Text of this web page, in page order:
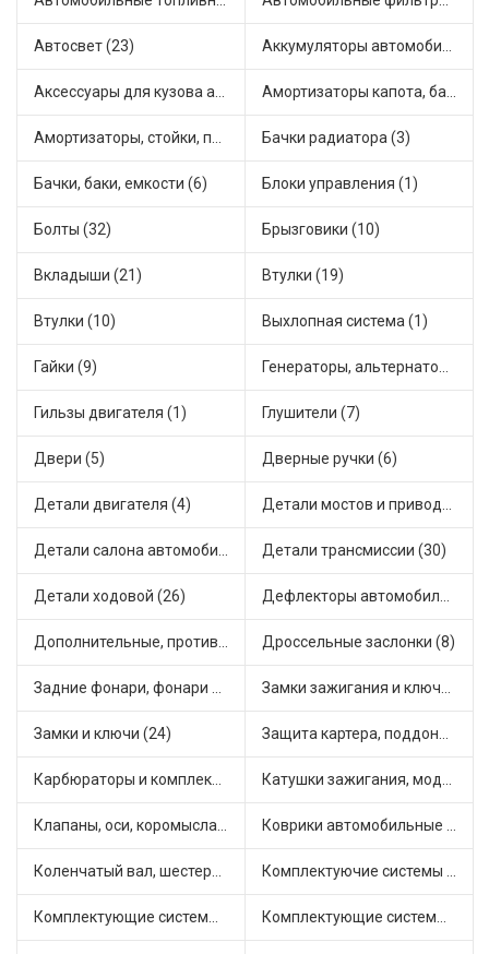
Автосвет (23) Аккумуляторы автомобильные (1)
Аксессуары для кузова автомобиля (3) Амортизаторы капота, багажника (6)
Амортизаторы, стойки, подушки стоек (49) Бачки радиатора (3)
Бачки, баки, емкости (6) Блоки управления (1)
Болты (32) Брызговики (10)
Вкладыши (21) Втулки (19)
Втулки (10) Выхлопная система (1)
Гайки (9) Генераторы, альтернаторы и комплектующие (43)
Гильзы двигателя (1) Глушители (7)
Двери (5) Дверные ручки (6)
Детали двигателя (4) Детали мостов и привода трансмиссии (17)
Детали салона автомобиля (28) Детали трансмиссии (30)
Детали ходовой (26) Дефлекторы автомобильные (1)
Дополнительные, противотуманные фары (2) Дроссельные заслонки (8)
Задние фонари, фонари видимости (3) Замки зажигания и ключи (14)
Замки и ключи (24) Защита картера, поддона, КПП (2)
Карбюраторы и комплектующие (25) Катушки зажигания, модули зажигания (15)
Клапаны, оси, коромысла (12) Коврики автомобильные (5)
Коленчатый вал, шестерни коленчатого вала (1) Комплектуючие системы стеклоочистителя (6)
Комплектующие системы выпуска отработавших газов (14) Комплектующие системы отопления (28)